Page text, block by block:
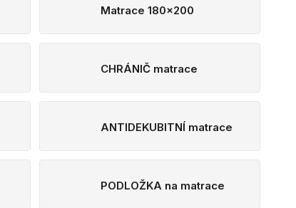
Matrace 180x200
CHRÁNIČ matrace
ANTIDEKUBITNÍ matrace
PODLOŽKA na matrace